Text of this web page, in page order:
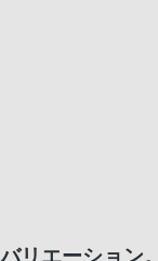
リエーショ